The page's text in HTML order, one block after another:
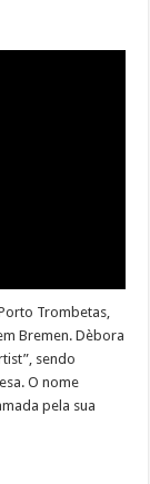
Trombetas,
Bremen. Dèbora
sendo
O nome
pela sua